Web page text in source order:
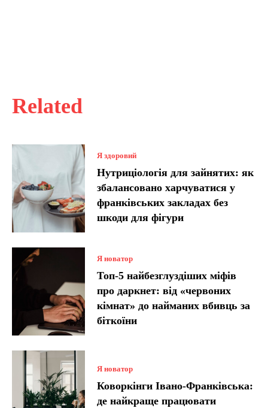
Related
Я здоровий
Нутриціологія для зайнятих: як
збалансовано харчуватися у
франківських закладах без
шкоди для фігури
Я новатор
Топ-5 найбезглуздіших міфів
про даркнет: від «червоних
кімнат» до найманих вбивць за
біткоїни
Я новатор
Коворкінги Івано-Франківська:
де найкраще працювати